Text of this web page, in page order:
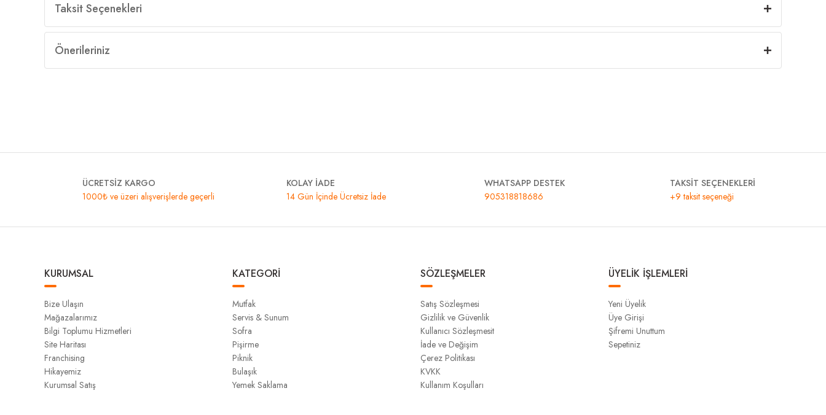
Taksit Seçenekleri
Önerileriniz
ÜCRETSİZ KARGO
1000₺ ve üzeri alışverişlerde geçerli
KOLAY İADE
14 Gün İçinde Ücretsiz İade
WHATSAPP DESTEK
905318818686
TAKSİT SEÇENEKLERİ
+9 taksit seçeneği
KURUMSAL
Bize Ulaşın
Mağazalarımız
Bilgi Toplumu Hizmetleri
Site Haritası
Franchising
Hikayemiz
Kurumsal Satış
KATEGORİ
Mutfak
Servis & Sunum
Sofra
Pişirme
Piknik
Bulaşık
Yemek Saklama
SÖZLEŞMELER
Satış Sözleşmesi
Gizlilik ve Güvenlik
Kullanıcı Sözleşmesit
İade ve Değişim
Çerez Politikası
KVKK
Kullanım Koşulları
ÜYELİK İŞLEMLERİ
Yeni Üyelik
Üye Girişi
Şifremi Unuttum
Sepetiniz